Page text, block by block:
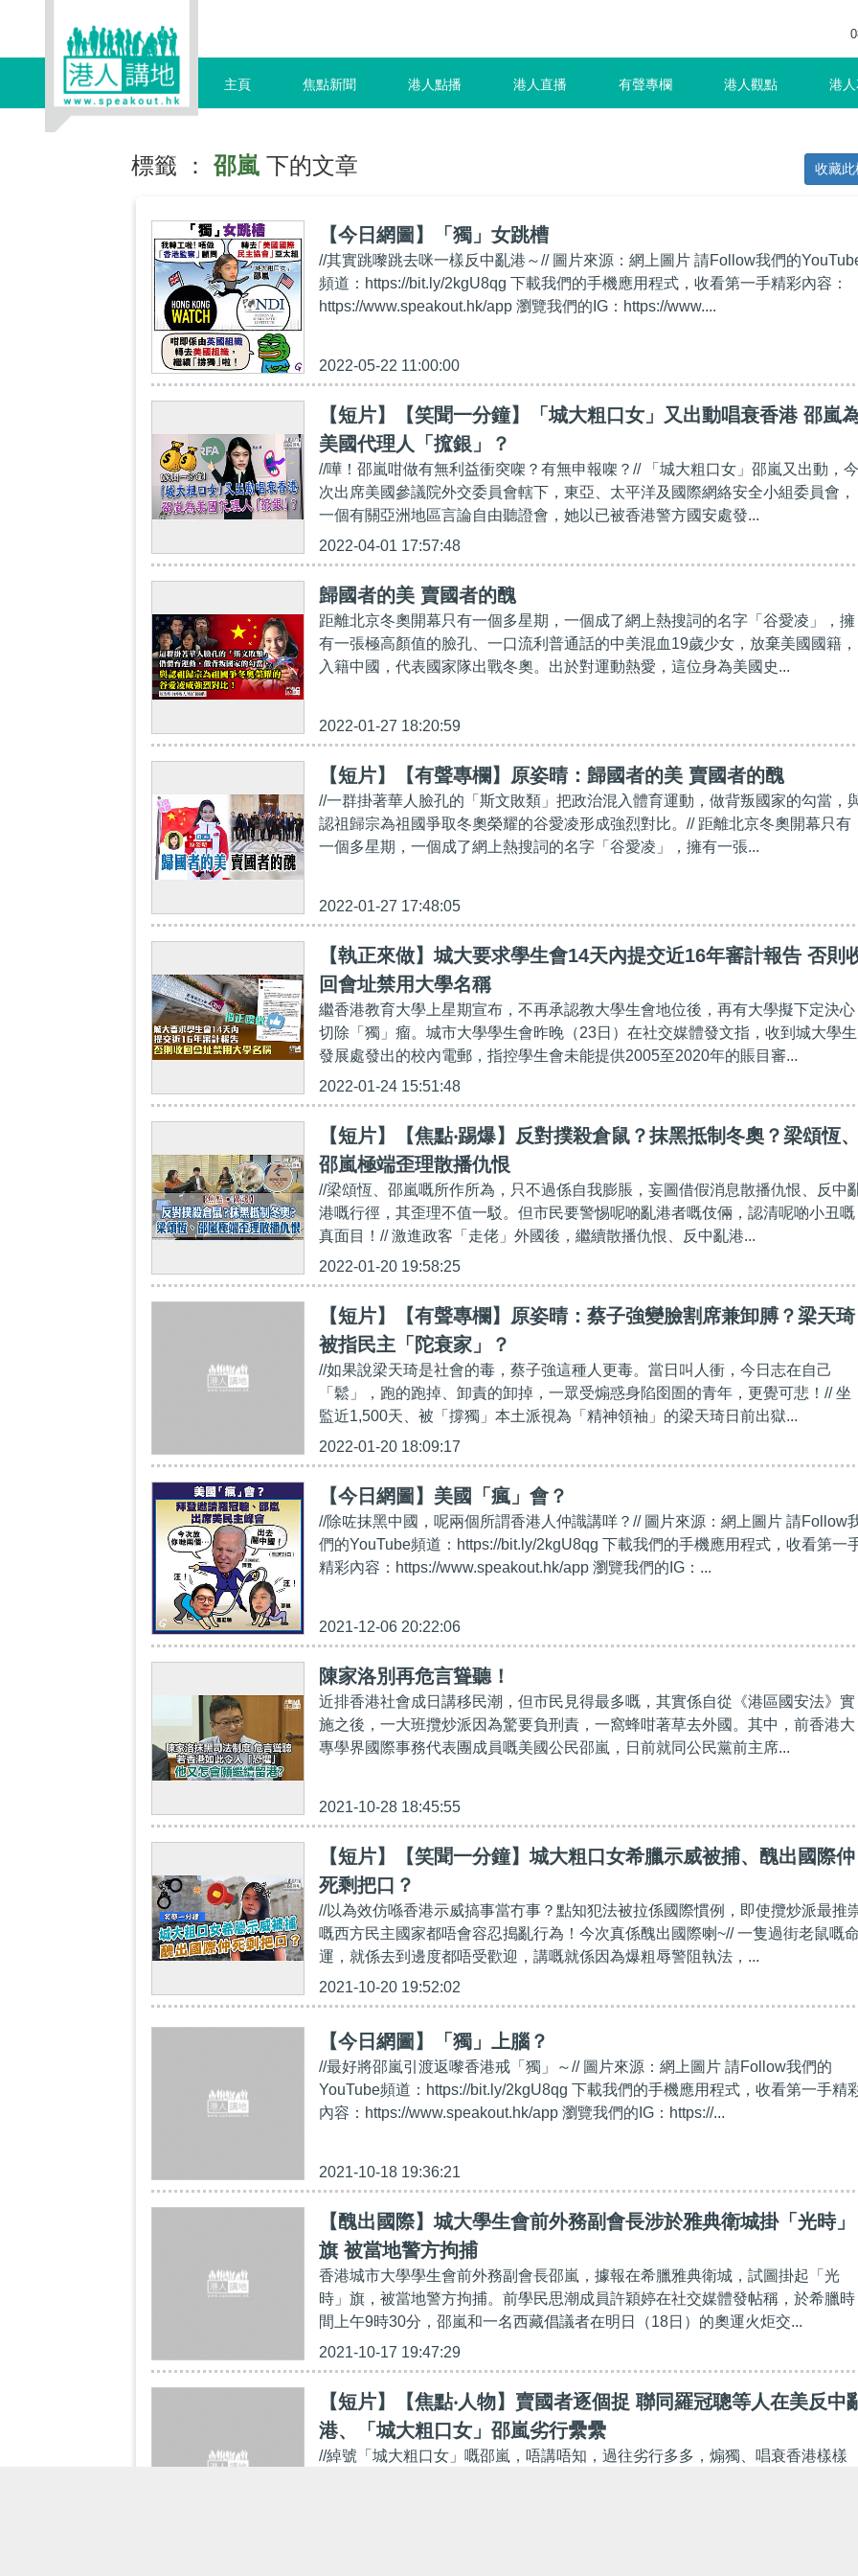
主頁 焦點新聞 港人點播 港人直播 有聲專欄 港人觀點 港
標籤 ： 邵嵐 下的文章 收藏此
【今日網圖】「獨」女跳槽
//其實跳嚟跳去咪一樣反中亂港～// 圖片來源：網上圖片 請Follow我們的
頻道：https://bit.ly/2kgU8qg 下載我們的手機應用程式，收看第一手精彩內容：
https://www.speakout.hk/app 瀏覽我們的IG：https://www....
2022-05-22 11:00:00
【短片】【笑聞一分鐘】「城大粗口女」又出動唱衰香港 邵嵐
美國代理人「搲銀」？
//嘩！邵嵐咁做有無利益衝突㗎？有無申報㗎？// 「城大粗口女」邵嵐又出動，今
次出席美國參議院外交委員會轄下，東亞、太平洋及國際網絡安全小組委員會，
一個有關亞洲地區言論自由聽證會，她以已被香港警方國安處發...
2022-04-01 17:57:48
歸國者的美 賣國者的醜
距離北京冬奧開幕只有一個多星期，一個成了網上熱搜詞的名字「谷愛凌」，擁
有一張極高顏值的臉孔、一口流利普通話的中美混血19歲少女，放棄美國國籍，
入籍中國，代表國家隊出戰冬奧。出於對運動熱愛，這位身為美國史...
2022-01-27 18:20:59
【短片】【有聲專欄】原姿晴：歸國者的美 賣國者的醜
//一群掛著華人臉孔的「斯文敗類」把政治混入體育運動，做背叛國家的勾當，
認祖歸宗為祖國爭取冬奧榮耀的谷愛凌形成強烈對比。// 距離北京冬奧開幕只有
一個多星期，一個成了網上熱搜詞的名字「谷愛凌」，擁有一張...
2022-01-27 17:48:05
【執正來做】城大要求學生會14天內提交近16年審計報告 否則
回會址禁用大學名稱
繼香港教育大學上星期宣布，不再承認教大學生會地位後，再有大學擬下定決心
切除「獨」瘤。城市大學學生會昨晚（23日）在社交媒體發文指，收到城大學生
發展處發出的校內電郵，指控學生會未能提供2005至2020年的賬目審...
2022-01-24 15:51:48
【短片】【焦點‧踢爆】反對撲殺倉鼠？抹黑抵制冬奧？梁頌恆
邵嵐極端歪理散播仇恨
//梁頌恆、邵嵐嘅所作所為，只不過係自我膨脹，妄圖借假消息散播仇恨、反中
港嘅行徑，其歪理不值一駁。但市民要警惕呢啲亂港者嘅伎倆，認清呢啲小丑嘅
真面目！// 激進政客「走佬」外國後，繼續散播仇恨、反中亂港...
2022-01-20 19:58:25
【短片】【有聲專欄】原姿晴：蔡子強變臉割席兼卸膊？梁天琦
被指民主「陀衰家」？
//如果說梁天琦是社會的毒，蔡子強這種人更毒。當日叫人衝，今日志在自己
「鬆」，跑的跑掉、卸責的卸掉，一眾受煽惑身陷囹圄的青年，更覺可悲！// 坐
監近1,500天、被「撐獨」本土派視為「精神領袖」的梁天琦日前出獄...
2022-01-20 18:09:17
【今日網圖】美國「瘋」會？
//除咗抹黑中國，呢兩個所謂香港人仲識講咩？// 圖片來源：網上圖片 請Follow
們的YouTube頻道：https://bit.ly/2kgU8qg 下載我們的手機應用程式，收看第一
精彩內容：https://www.speakout.hk/app 瀏覽我們的IG：...
2021-12-06 20:22:06
陳家洛別再危言聳聽！
近排香港社會成日講移民潮，但市民見得最多嘅，其實係自從《港區國安法》實
施之後，一大班攬炒派因為驚要負刑責，一窩蜂咁著草去外國。其中，前香港大
專學界國際事務代表團成員嘅美國公民邵嵐，日前就同公民黨前主席...
2021-10-28 18:45:55
【短片】【笑聞一分鐘】城大粗口女希臘示威被捕、醜出國際仲
死剩把口？
//以為效仿喺香港示威搞事當冇事？點知犯法被拉係國際慣例，即使攬炒派最推
嘅西方民主國家都唔會容忍搗亂行為！今次真係醜出國際喇~// 一隻過街老鼠嘅
運，就係去到邊度都唔受歡迎，講嘅就係因為爆粗辱警阻執法，...
2021-10-20 19:52:02
【今日網圖】「獨」上腦？
//最好將邵嵐引渡返嚟香港戒「獨」～// 圖片來源：網上圖片 請Follow我們的
YouTube頻道：https://bit.ly/2kgU8qg 下載我們的手機應用程式，收看第一手精
內容：https://www.speakout.hk/app 瀏覽我們的IG：https://...
2021-10-18 19:36:21
【醜出國際】城大學生會前外務副會長涉於雅典衛城掛「光時」
旗 被當地警方拘捕
香港城市大學學生會前外務副會長邵嵐，據報在希臘雅典衛城，試圖掛起「光
時」旗，被當地警方拘捕。前學民思潮成員許穎婷在社交媒體發帖稱，於希臘時
間上午9時30分，邵嵐和一名西藏倡議者在明日（18日）的奧運火炬交...
2021-10-17 19:47:29
【短片】【焦點‧人物】賣國者逐個捉 聯同羅冠聰等人在美反中
港、「城大粗口女」邵嵐劣行纍纍
//綽號「城大粗口女」嘅邵嵐，唔講唔知，過往劣行多多，煽獨、唱衰香港樣樣